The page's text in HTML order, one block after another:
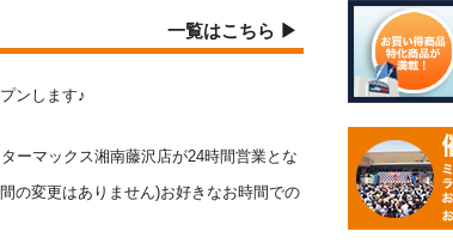
一覧はこちら ▶
ンします♪
ーマックス湘南藤沢店が24時間営業とな
の変更はありません)お好きなお時間での